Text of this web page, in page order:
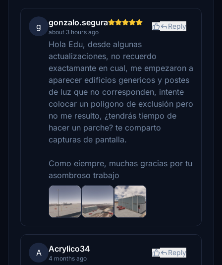
g gonzalo.segura
about 3 hours ago
Reply
Hola Edu, desde algunas
actualizaciones, no recuerdo
exactamante en cual, me empezaron a
aparecer edificios genericos y postes
de luz que no corresponden, intente
colocar un poligono de exclusión pero
no me resulto, ¿tendrás tiempo de
hacer un parche? te comparto
capturas de pantalla.
Como eiempre, muchas gracias por tu
asombroso trabajo
A Acrylico34
4 months ago
Reply